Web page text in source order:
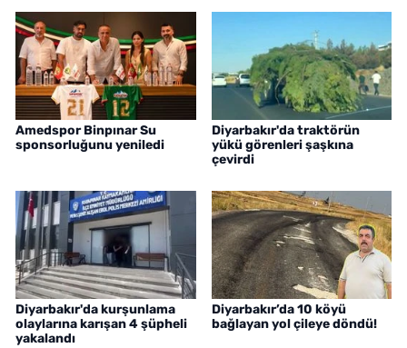
Amedspor Binpınar Su
sponsorluğunu yeniledi
Diyarbakır'da traktörün
yükü görenleri şaşkına
çevirdi
Diyarbakır'da kurşunlama
olaylarına karışan 4 şüpheli
yakalandı
Diyarbakır’da 10 köyü
bağlayan yol çileye döndü!